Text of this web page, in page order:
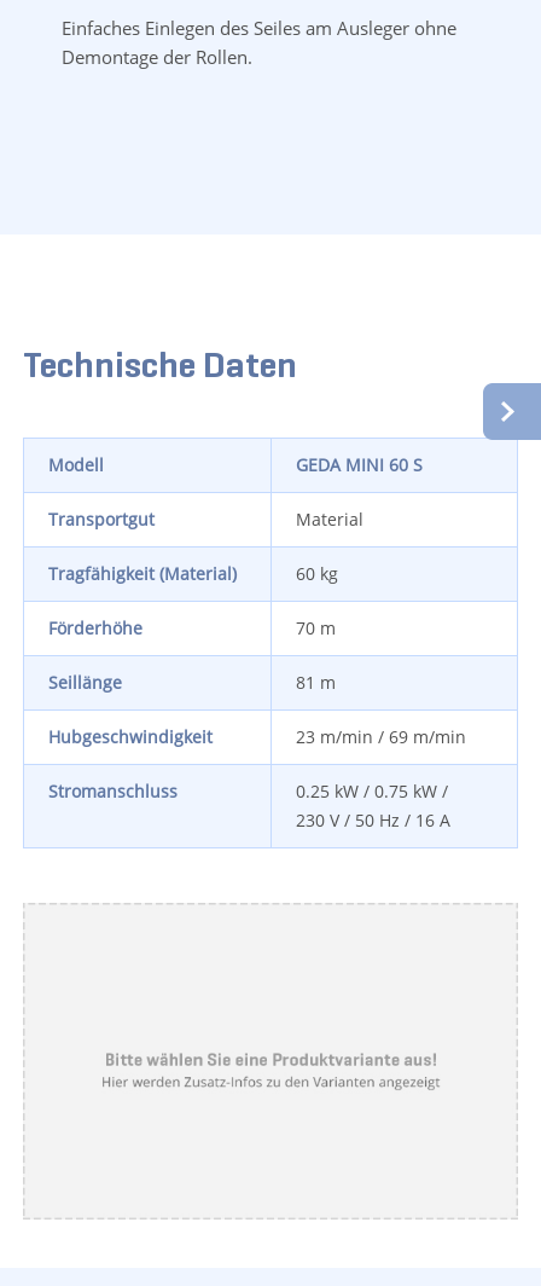
Einfaches Einlegen des Seiles am Ausleger ohne
Demontage der Rollen.
Technische Daten
Modell GEDA MINI 60 S
Transportgut Material
Tragfähigkeit (Material) 60 kg
Förderhöhe 70 m
Seillänge 81 m
Hubgeschwindigkeit 23 m/min / 69 m/min
Stromanschluss
0.25 kW / 0.75 kW /
230 V / 50 Hz / 16 A